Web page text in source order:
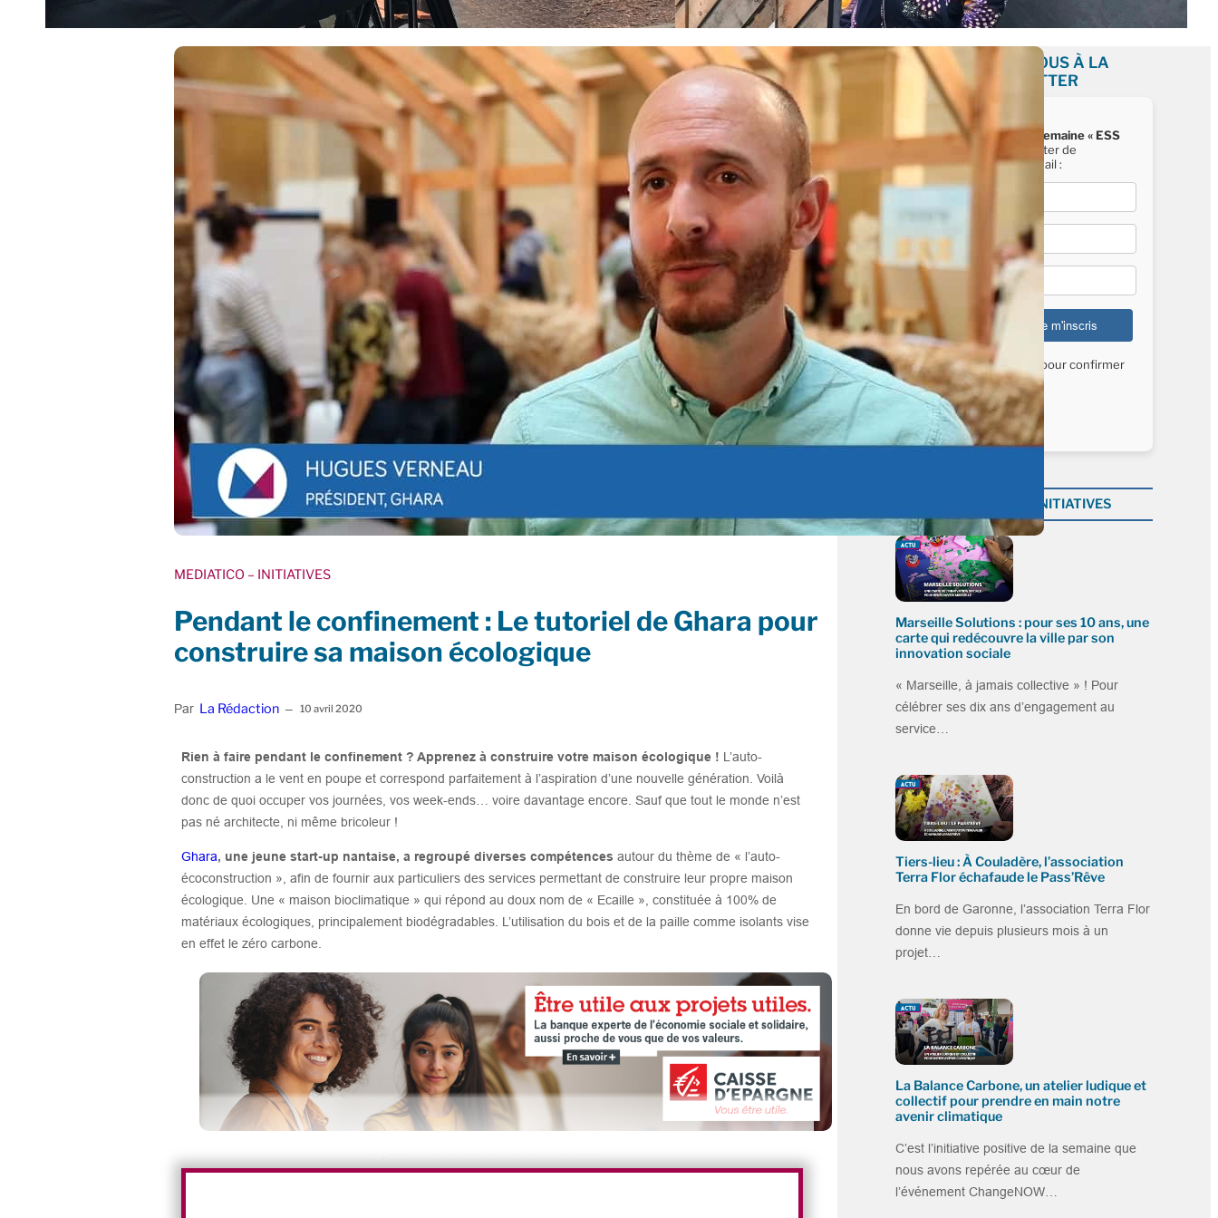
MEDIATICO – INITIATIVES
Pendant le confinement : Le tutoriel de Ghara pour
construire sa maison écologique
Par La Rédaction – 10 avril 2020
Rien à faire pendant le confinement ? Apprenez à construire votre maison écologique ! L’auto-
construction a le vent en poupe et correspond parfaitement à l’aspiration d’une nouvelle génération. Voilà
donc de quoi occuper vos journées, vos week-ends… voire davantage encore. Sauf que tout le monde n’est
pas né architecte, ni même bricoleur !
Ghara, une jeune start-up nantaise, a regroupé diverses compétences autour du thème de « l’auto-
écoconstruction », afin de fournir aux particuliers des services permettant de construire leur propre maison
écologique. Une « maison bioclimatique » qui répond au doux nom de « Ecaille », constituée à 100% de
matériaux écologiques, principalement biodégradables. L’utilisation du bois et de la paille comme isolants vise
en effet le zéro carbone.
La France, pays leader des maisons en paille !
INSCRIVEZ-VOUS À LA
NEWSLETTER
Recevez chaque semaine « ESS
, la newsletter de
Mediatico, par e-mail :
E-mail*
Nom*
Prénom*
Vérifiez vos mails pour confirmer
votre inscription.
Plus dans la catégorie INITIATIVES
Marseille Solutions : pour ses 10 ans, une
carte qui redécouvre la ville par son
innovation sociale
« Marseille, à jamais collective » ! Pour
célébrer ses dix ans d’engagement au
service…
Tiers-lieu : À Couladère, l’association
Terra Flor échafaude le Pass’Rêve
En bord de Garonne, l’association Terra Flor
donne vie depuis plusieurs mois à un
projet…
La Balance Carbone, un atelier ludique et
collectif pour prendre en main notre
avenir climatique
C’est l’initiative positive de la semaine que
nous avons repérée au cœur de
l’événement ChangeNOW…